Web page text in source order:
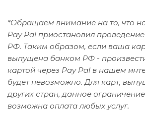
*Обращаем внимание на то, что
Pay Pal приостановил
РФ. Таким образом, если ваша
выпущена банком РФ -
картой через Pay Pal в нашем
будет невозможно. Для карт,
других стран, данное ограничение
возможна оплата любых услуг.